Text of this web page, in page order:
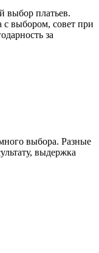
выбор платьев.
выбором, совет при
за
выбора. Разные
выдержка